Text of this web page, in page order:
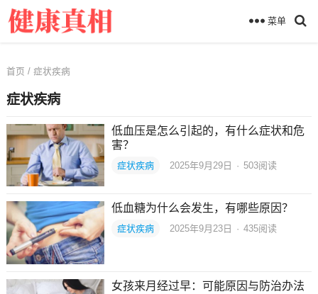
菜单
首页 / 症状疾病
症状疾病
低血压是怎么引起的，有什么症状和危
害？
症状疾病 2025年9月29日 · 503阅读
低血糖为什么会发生，有哪些原因？
症状疾病 2025年9月23日 · 435阅读
女孩来月经过早：可能原因与防治办法